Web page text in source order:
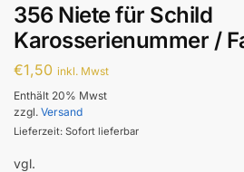
356 Niete für Schild
Karosserienummer /
€1,50 inkl. Mwst
Enthält 20% Mwst
zzgl. Versand
Lieferzeit: Sofort lieferbar
vgl.